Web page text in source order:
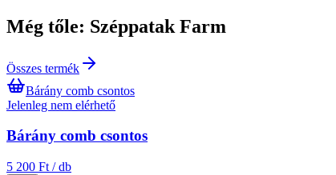
Még tőle: Széppatak Farm
Összes termék
Bárány comb csontos
Jelenleg nem elérhető
Bárány comb csontos
5 200 Ft / db